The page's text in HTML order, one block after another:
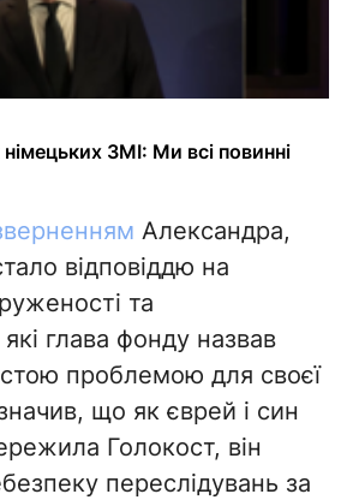
ЗМІ: Ми всі повинні
Александра,
відповіддю на
та
які глава фонду назвав
проблемою для своєї
що як єврей і син
Голокост, він
переслідувань за